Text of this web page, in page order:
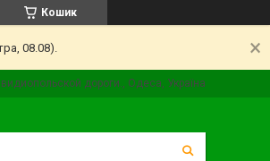
Кошик
08.08).
дороги., Одеса, Україна